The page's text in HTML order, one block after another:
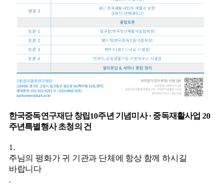
한국중독연구재단 창립10주년 기념미사· 중독재활사업 20
주년특별행사 초청의 건
1.
주님의 평화가 귀 기관과 단체에 항상 함께 하시길
바랍니다
.